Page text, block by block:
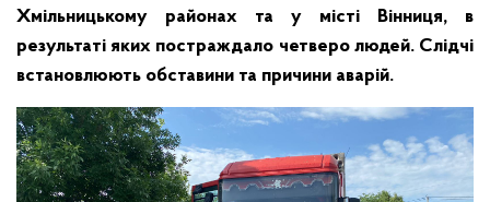
Хмільницькому районах та у місті Вінниця, в
результаті яких постраждало четверо людей. Слідчі
встановлюють обставини та причини аварій.